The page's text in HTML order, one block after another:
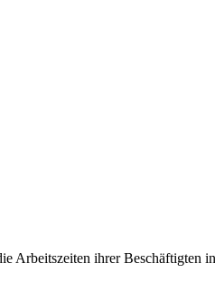
Arbeitszeiten ihrer